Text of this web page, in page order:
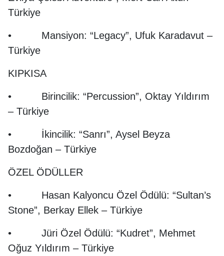
Türkiye
• Mansiyon: “Legacy”, Ufuk Karadavut –
Türkiye
KIPKISA
• Birincilik: “Percussion”, Oktay Yıldırım
– Türkiye
• İkincilik: “Sanrı”, Aysel Beyza
Bozdoğan – Türkiye
ÖZEL ÖDÜLLER
• Hasan Kalyoncu Özel Ödülü: “Sultan’s
Stone”, Berkay Ellek – Türkiye
• Jüri Özel Ödülü: “Kudret”, Mehmet
Oğuz Yıldırım – Türkiye